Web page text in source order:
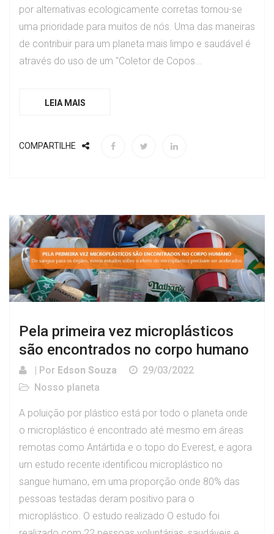
por alternativas ecologicamente corretas tornou-se
uma prioridade para muitos de nós. Uma das maneiras
de contribuir para um planeta mais limpo e saudável é
através do uso de um "Coletor de Copos...
LEIA MAIS
COMPARTILHE
Pela primeira vez microplásticos
são encontrados no corpo humano
| Por Edson Souza
29/03/2022
Nosso planeta
A poluição por plástico está por todo o planeta onde
o microplástico é encontrado até mesmo em áreas
remotas como Antártida e o topo do Everest, e agora
um estudo recente identificou microplástico no
sangue humano, em uma proporção onde 80% das
pessoas testadas deram positivo para o
microplástico. O estudo realizado O estudo foi